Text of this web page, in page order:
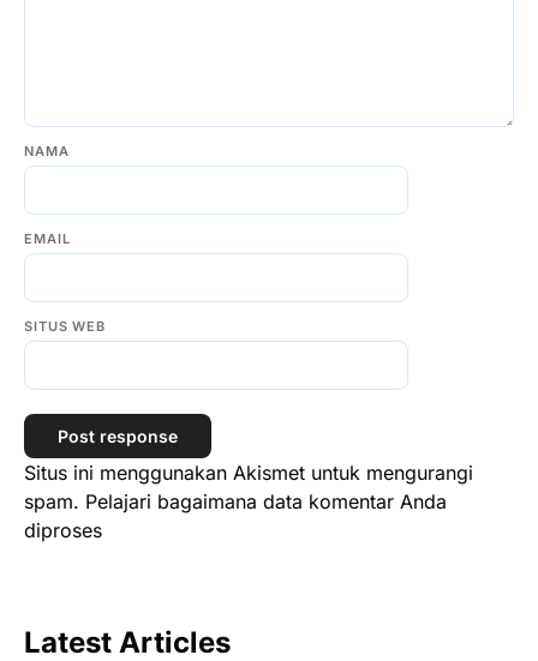
NAMA
EMAIL
SITUS WEB
Situs ini menggunakan Akismet untuk mengurangi
spam. Pelajari bagaimana data komentar Anda
diproses
Latest Articles